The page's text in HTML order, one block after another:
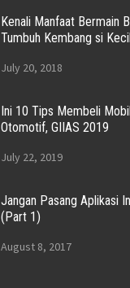
Kenali Manfaat Bermain
Tumbuh Kembang si
July 20, 2018
Ini 10 Tips Membeli
Otomotif, GIIAS 2019
July 22, 2019
Jangan Pasang Aplikasi
(Part 1)
August 8, 2017